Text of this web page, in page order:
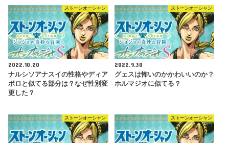
ストーンオーシャン
2022.10.20
ナルシソアナスイの性格やディア
ボロと似てる部分は？なぜ性別変
更した？
ストーンオーシャン
2022.9.30
グェスは怖いのかかわいいのか？
ホルマジオに似てる？
ストーンオーシャン ストーンオーシャン